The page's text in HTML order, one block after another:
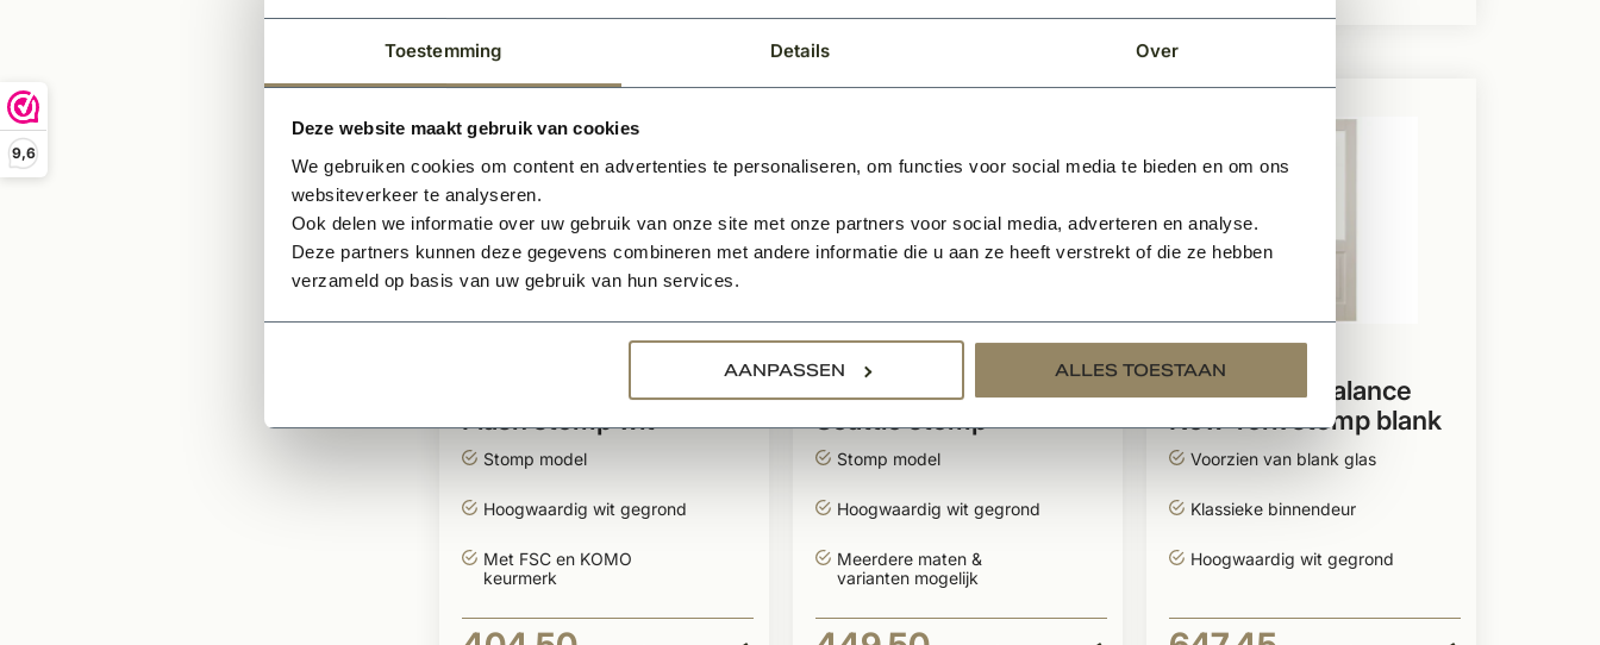
Toestemming Details Over
Deze website maakt gebruik van cookies
We gebruiken cookies om content en advertenties te personaliseren, om functies voor social media te bieden en om ons
websiteverkeer te analyseren.
Ook delen we informatie over uw gebruik van onze site met onze partners voor social media, adverteren en analyse.
Deze partners kunnen deze gegevens combineren met andere informatie die u aan ze heeft verstrekt of die ze hebben
verzameld op basis van uw gebruik van hun services.
AANPASSEN ALLES TOESTAAN
9,6
Binnendeur Sense
Flash stomp wit
gegrond
Stomp model
Hoogwaardig wit gegrond
Met FSC en KOMO
keurmerk
Binnendeur Balance
Seattle stomp
Stomp model
Hoogwaardig wit gegrond
Meerdere maten &
varianten mogelijk
Binnendeur Balance
New York stomp blank
glas
Voorzien van blank glas
Klassieke binnendeur
Hoogwaardig wit gegrond